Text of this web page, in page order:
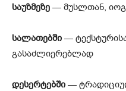
საუზმეზე — მუსლთან,
სალათებში —
გასაძლიერებლად
დესერტებში —